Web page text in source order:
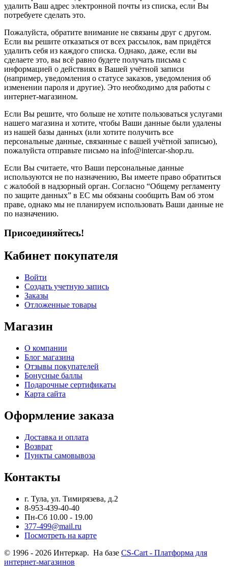
удалить Ваш адрес электронной почты из списка, если Вы
потребуете сделать это.
Пожалуйста, обратите внимание не связаны друг с другом.
Если вы решите отказаться от всех рассылок, вам придётся
удалить себя из каждого списка. Однако, даже, если вы
сделаете это, вы всё равно будете получать письма с
информацией о действиях в Вашей учётной записи
(например, уведомления о статусе заказов, уведомления об
изменении пароля и другие). Это необходимо для работы с
интернет-магазином.
Если Вы решите, что больше не хотите пользоваться услугами
нашего магазина и хотите, чтобы Ваши данные были удалены
из нашей базы данных (или хотите получить все
персональные данные, связанные с вашей учётной записью),
пожалуйста отправьте письмо на info@intercar-shop.ru.
Если Вы считаете, что Ваши персональные данные
используются не по назначению, Вы имеете право обратиться
с жалобой в надзорный орган. Согласно “Общему регламенту
по защите данных” в ЕС мы обязаны сообщить Вам об этом
праве, однако мы не планируем использовать Ваши данные не
по назначению.
Присоединяйтесь!
Кабинет покупателя
Войти
Создать учетную запись
Заказы
Отложенные товары
Магазин
О компании
Блог магазина
Отзывы покупателей
Бонусные баллы
Подарочные сертификаты
Карта сайта
Оформление заказа
Доставка и оплата
Возврат
Пункты самовывоза
Контакты
г. Тула, ул. Тимирязева, д.2
8-953-439-40-40
Пн-Сб 10.00 - 19.00
377-499@mail.ru
Посмотреть на карте
© 1996 - 2026 Интеркар. На базе CS-Cart - Платформа для
интернет-магазинов